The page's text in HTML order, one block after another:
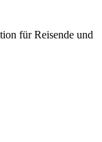
für Reisende und